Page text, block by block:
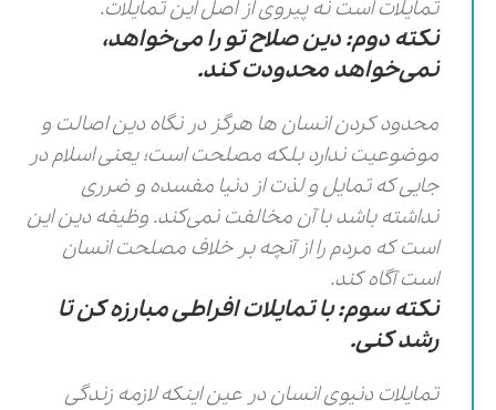
تمایلات است نه پیروی از اصل این تمایلات.
نکته دوم: دین صلاح تو را می‌خواهد،
نمی‌خواهد محدودت کند.
محدود کردن انسان ها هرگز در نگاه دین اصالت و
موضوعیت ندارد بلکه مصلحت است؛ یعنی اسلام در
جایی که تمایل و لذت از دنیا مفسده و ضرری
نداشته باشد با آن مخالفت نمی‌کند. وظیفه دین این
است که مردم را از آنچه بر خلاف مصلحت انسان
است آگاه کند.
نکته سوم: با تمایلات افراطی مبارزه کن تا
رشد کنی.
تمایلات دنیوی انسان در عین اینکه لازمه زندگی